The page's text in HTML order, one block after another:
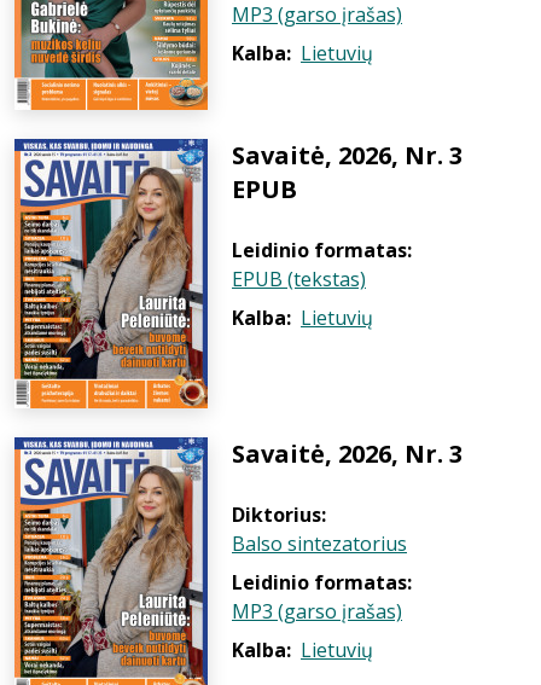
MP3 (garso įrašas)
Kalba: Lietuvių
Savaitė, 2026, Nr. 3
EPUB
Leidinio formatas:
EPUB (tekstas)
Kalba: Lietuvių
Savaitė, 2026, Nr. 3
Diktorius:
Balso sintezatorius
Leidinio formatas:
MP3 (garso įrašas)
Kalba: Lietuvių